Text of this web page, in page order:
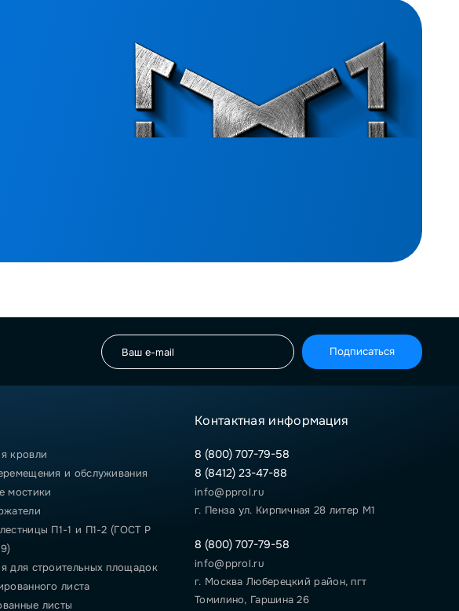
Подписаться
кровли
и обслуживания
мостики
П1-1 и П1-2 (ГОСТ Р
для строительных площадок
листа
листы
Контактная информация
8 (800) 707-79-58
8 (8412) 23-47-88
info@pprol.ru
г. Пенза ул. Кирпичная 28 литер М1
8 (800) 707-79-58
info@pprol.ru
г. Москва Люберецкий район, пгт
Томилино, Гаршина 26